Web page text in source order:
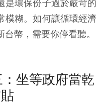
模糊。如何讓循環經濟
幣，需要你停看聽。
坐等政府當乾